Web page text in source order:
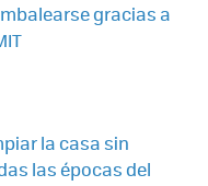
gracias a
la casa sin
las épocas del